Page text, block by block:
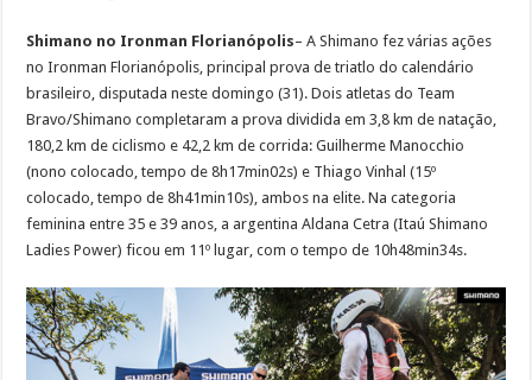
Shimano no Ironman Florianópolis– A Shimano fez várias ações
no Ironman Florianópolis, principal prova de triatlo do calendário
brasileiro, disputada neste domingo (31). Dois atletas do Team
Bravo/Shimano completaram a prova dividida em 3,8 km de natação,
180,2 km de ciclismo e 42,2 km de corrida: Guilherme Manocchio
(nono colocado, tempo de 8h17min02s) e Thiago Vinhal (15º
colocado, tempo de 8h41min10s), ambos na elite. Na categoria
feminina entre 35 e 39 anos, a argentina Aldana Cetra (Itaú Shimano
Ladies Power) ficou em 11º lugar, com o tempo de 10h48min34s.